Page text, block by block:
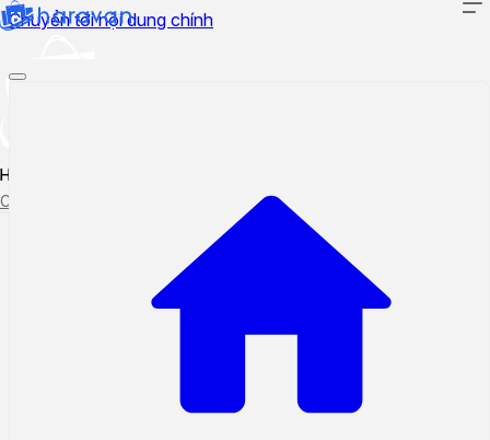
Chuyển tới nội dung chính
Hướng dẫn sử dụng
Cập nhật tính năng mới
Theo dõi ticket